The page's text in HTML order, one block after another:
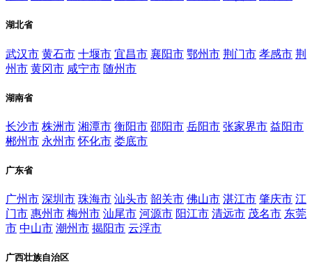
湖北省
武汉市 黄石市 十堰市 宜昌市 襄阳市 鄂州市 荆门市 孝感市 荆
州市 黄冈市 咸宁市 随州市
湖南省
长沙市 株洲市 湘潭市 衡阳市 邵阳市 岳阳市 张家界市 益阳市
郴州市 永州市 怀化市 娄底市
广东省
广州市 深圳市 珠海市 汕头市 韶关市 佛山市 湛江市 肇庆市 江
门市 惠州市 梅州市 汕尾市 河源市 阳江市 清远市 茂名市 东莞
市 中山市 潮州市 揭阳市 云浮市
广西壮族自治区